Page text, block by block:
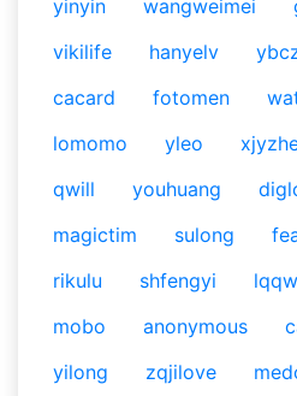
yinyin wangweimei
vikilife
hanyelv
cacard
fotomen
lomomo
yleo
qwill
youhuang
magictim
sulong
rikulu
shfengyi
mobo
anonymous
yilong
zqjilove